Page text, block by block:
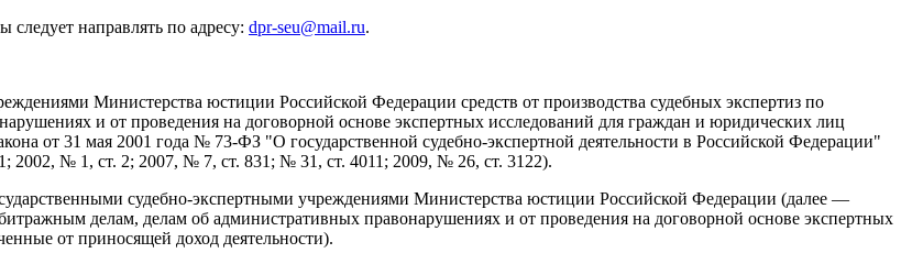
следует направлять по адресу: dpr-seu@mail.ru.
Министерства юстиции Российской Федерации средств от производства судебных экспертиз по
и от проведения на договорной основе экспертных исследований для граждан и юридических лиц
от 31 мая 2001 года № 73-ФЗ "О государственной судебно-экспертной деятельности в Российской Федерации"
2002, № 1, ст. 2; 2007, № 7, ст. 831; № 31, ст. 4011; 2009, № 26, ст. 3122).
судебно-экспертными учреждениями Министерства юстиции Российской Федерации (далее —
делам, делам об административных правонарушениях и от проведения на договорной основе экспертных
от приносящей доход деятельности).